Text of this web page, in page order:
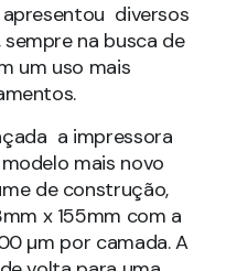
diversos
na busca de
um uso mais
a impressora
mais novo
de construção,
x 155mm com a
µm por camada. A